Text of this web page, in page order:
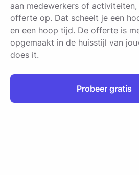
aan medewerkers of
offerte op. Dat scheelt je een
en een hoop tijd. De offerte is
opgemaakt in de huisstijl van
does it.
Probeer gratis